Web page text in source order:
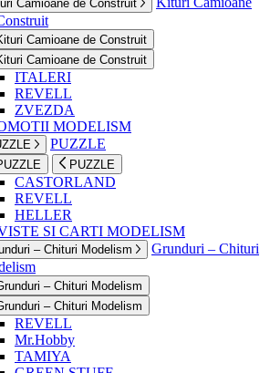
Camioane de Construit
Camioane de Construit
Camioane de Construit
ITALERI
REVELL
ZVEZDA
MODELISM
PUZZLE
PUZZLE
CASTORLAND
REVELL
HELLER
SI CARTI MODELISM
– Chituri Modelism
Grunduri – Chituri
– Chituri Modelism
– Chituri Modelism
REVELL
Mr.Hobby
TAMIYA